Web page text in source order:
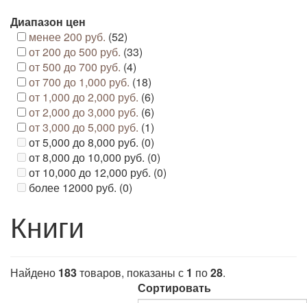
Диапазон цен
менее 200 руб. (52)
от 200 до 500 руб. (33)
от 500 до 700 руб. (4)
от 700 до 1,000 руб. (18)
от 1,000 до 2,000 руб. (6)
от 2,000 до 3,000 руб. (6)
от 3,000 до 5,000 руб. (1)
от 5,000 до 8,000 руб. (0)
от 8,000 до 10,000 руб. (0)
от 10,000 до 12,000 руб. (0)
более 12000 руб. (0)
Книги
Найдено 183товаров, показаны с 1 по28.
Сортировать